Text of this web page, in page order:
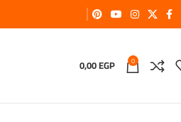
0
0,00EGP